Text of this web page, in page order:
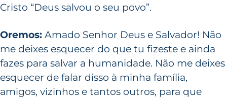
Cristo “Deus salvou o seu povo”.
Oremos: Amado Senhor Deus e Salvador! Não
me deixes esquecer do que tu fizeste e ainda
fazes para salvar a humanidade. Não me deixes
esquecer de falar disso à minha família,
amigos, vizinhos e tantos outros, para que